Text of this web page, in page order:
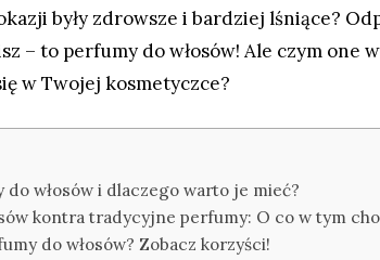
były zdrowsze i bardziej lśniące?
– to perfumy do włosów! Ale czym one
w Twojej kosmetyczce?
do włosów i dlaczego warto je mieć?
kontra tradycyjne perfumy: O co w tym
do włosów? Zobacz korzyści!